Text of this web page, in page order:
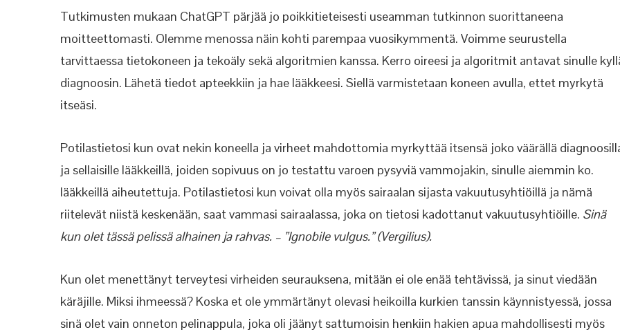
Tutkimusten mukaan ChatGPT pärjää jo poikkitieteisesti useamman tutkinnon suorittaneena
moitteettomasti. Olemme menossa näin kohti parempaa vuosikymmentä. Voimme seurustella
tarvittaessa tietokoneen ja tekoäly sekä algoritmien kanssa. Kerro oireesi ja algoritmit antavat sinulle
diagnoosin. Lähetä tiedot apteekkiin ja hae lääkkeesi. Siellä varmistetaan koneen avulla, ettet myrkytä
itseäsi.
Potilastietosi kun ovat nekin koneella ja virheet mahdottomia myrkyttää itsensä joko väärällä
ja sellaisille lääkkeillä, joiden sopivuus on jo testattu varoen pysyviä vammojakin, sinulle aiemmin ko.
lääkkeillä aiheutettuja. Potilastietosi kun voivat olla myös sairaalan sijasta vakuutusyhtiöillä ja nämä
riitelevät niistä keskenään, saat vammasi sairaalassa, joka on tietosi kadottanut vakuutusyhtiöille. Sinä
kun olet tässä pelissä alhainen ja rahvas. – ”Ignobile vulgus.” (Vergilius).
Kun olet menettänyt terveytesi virheiden seurauksena, mitään ei ole enää tehtävissä, ja sinut viedään
käräjille. Miksi ihmeessä? Koska et ole ymmärtänyt olevasi heikoilla kurkien tanssin käynnistyessä, jossa
sinä olet vain onneton pelinappula, joka oli jäänyt sattumoisin henkiin hakien apua mahdollisesti myös